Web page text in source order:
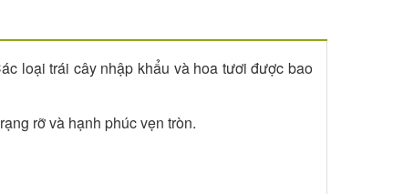
loại trái cây nhập khẩu và hoa tươi được bao
rỡ và hạnh phúc vẹn tròn.